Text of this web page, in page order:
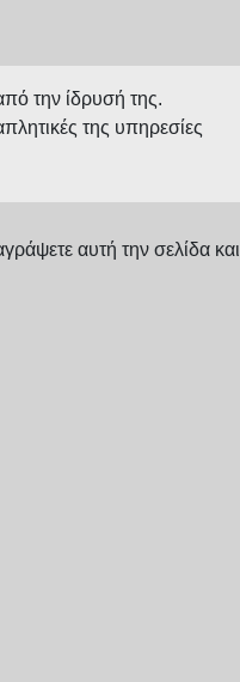
την ίδρυσή της.
της υπηρεσίες
αυτή την σελίδα και